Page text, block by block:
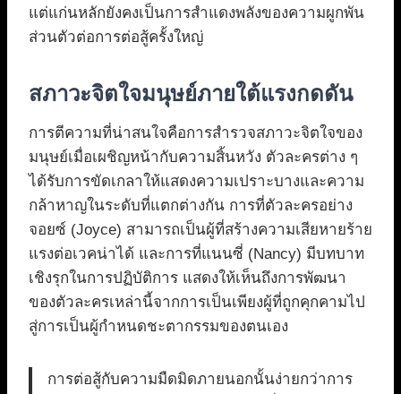
แต่แก่นหลักยังคงเป็นการสำแดงพลังของความผูกพัน
ส่วนตัวต่อการต่อสู้ครั้งใหญ่
สภาวะจิตใจมนุษย์ภายใต้แรงกดดัน
การตีความที่น่าสนใจคือการสำรวจสภาวะจิตใจของ
มนุษย์เมื่อเผชิญหน้ากับความสิ้นหวัง ตัวละครต่าง ๆ
ได้รับการขัดเกลาให้แสดงความเปราะบางและความ
กล้าหาญในระดับที่แตกต่างกัน การที่ตัวละครอย่าง
จอยซ์ (Joyce) สามารถเป็นผู้ที่สร้างความเสียหายร้าย
แรงต่อเวคน่าได้ และการที่แนนซี่ (Nancy) มีบทบาท
เชิงรุกในการปฏิบัติการ แสดงให้เห็นถึงการพัฒนา
ของตัวละครเหล่านี้จากการเป็นเพียงผู้ที่ถูกคุกคามไป
สู่การเป็นผู้กำหนดชะตากรรมของตนเอง
การต่อสู้กับความมืดมิดภายนอกนั้นง่ายกว่าการ